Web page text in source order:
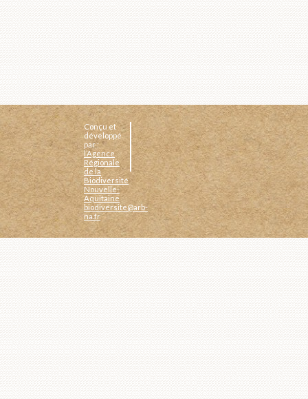
Conçu et
développé
par :
l’Agence
Régionale
de la
Biodiversité
Nouvelle-
Aquitaine
biodiversite@arb-
na.fr